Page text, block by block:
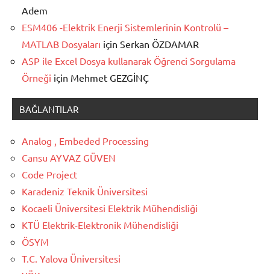
Adem
ESM406 -Elektrik Enerji Sistemlerinin Kontrolü –
MATLAB Dosyaları için Serkan ÖZDAMAR
ASP ile Excel Dosya kullanarak Öğrenci Sorgulama
Örneği için Mehmet GEZGİNÇ
BAĞLANTILAR
Analog , Embeded Processing
Cansu AYVAZ GÜVEN
Code Project
Karadeniz Teknik Üniversitesi
Kocaeli Üniversitesi Elektrik Mühendisliği
KTÜ Elektrik-Elektronik Mühendisliği
ÖSYM
T.C. Yalova Üniversitesi